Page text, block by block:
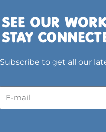
Subscribe to get all our